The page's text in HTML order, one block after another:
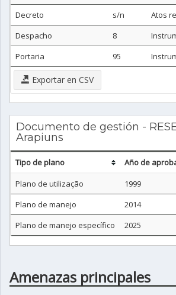
Decreto
s/n
Atos
Despacho
8
Portaria
95
Exportar en CSV
Documento de gestión -
Arapiuns
Tipo de plano Año de
Plano de utilização
1999
Plano de manejo
2014
Plano de manejo específico
2025
Amenazas principales